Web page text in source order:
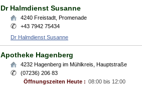
Dr Halmdienst Susanne
4240 Freistadt Promenade
+43 7942 75434
Dr Halmdienst Susanne
Apotheke Hagenberg
4232 Hagenberg im Mühlkreis Hauptstraße
(07236) 206 83
Öffnungszeiten Heute : 08:00 bis 12:00